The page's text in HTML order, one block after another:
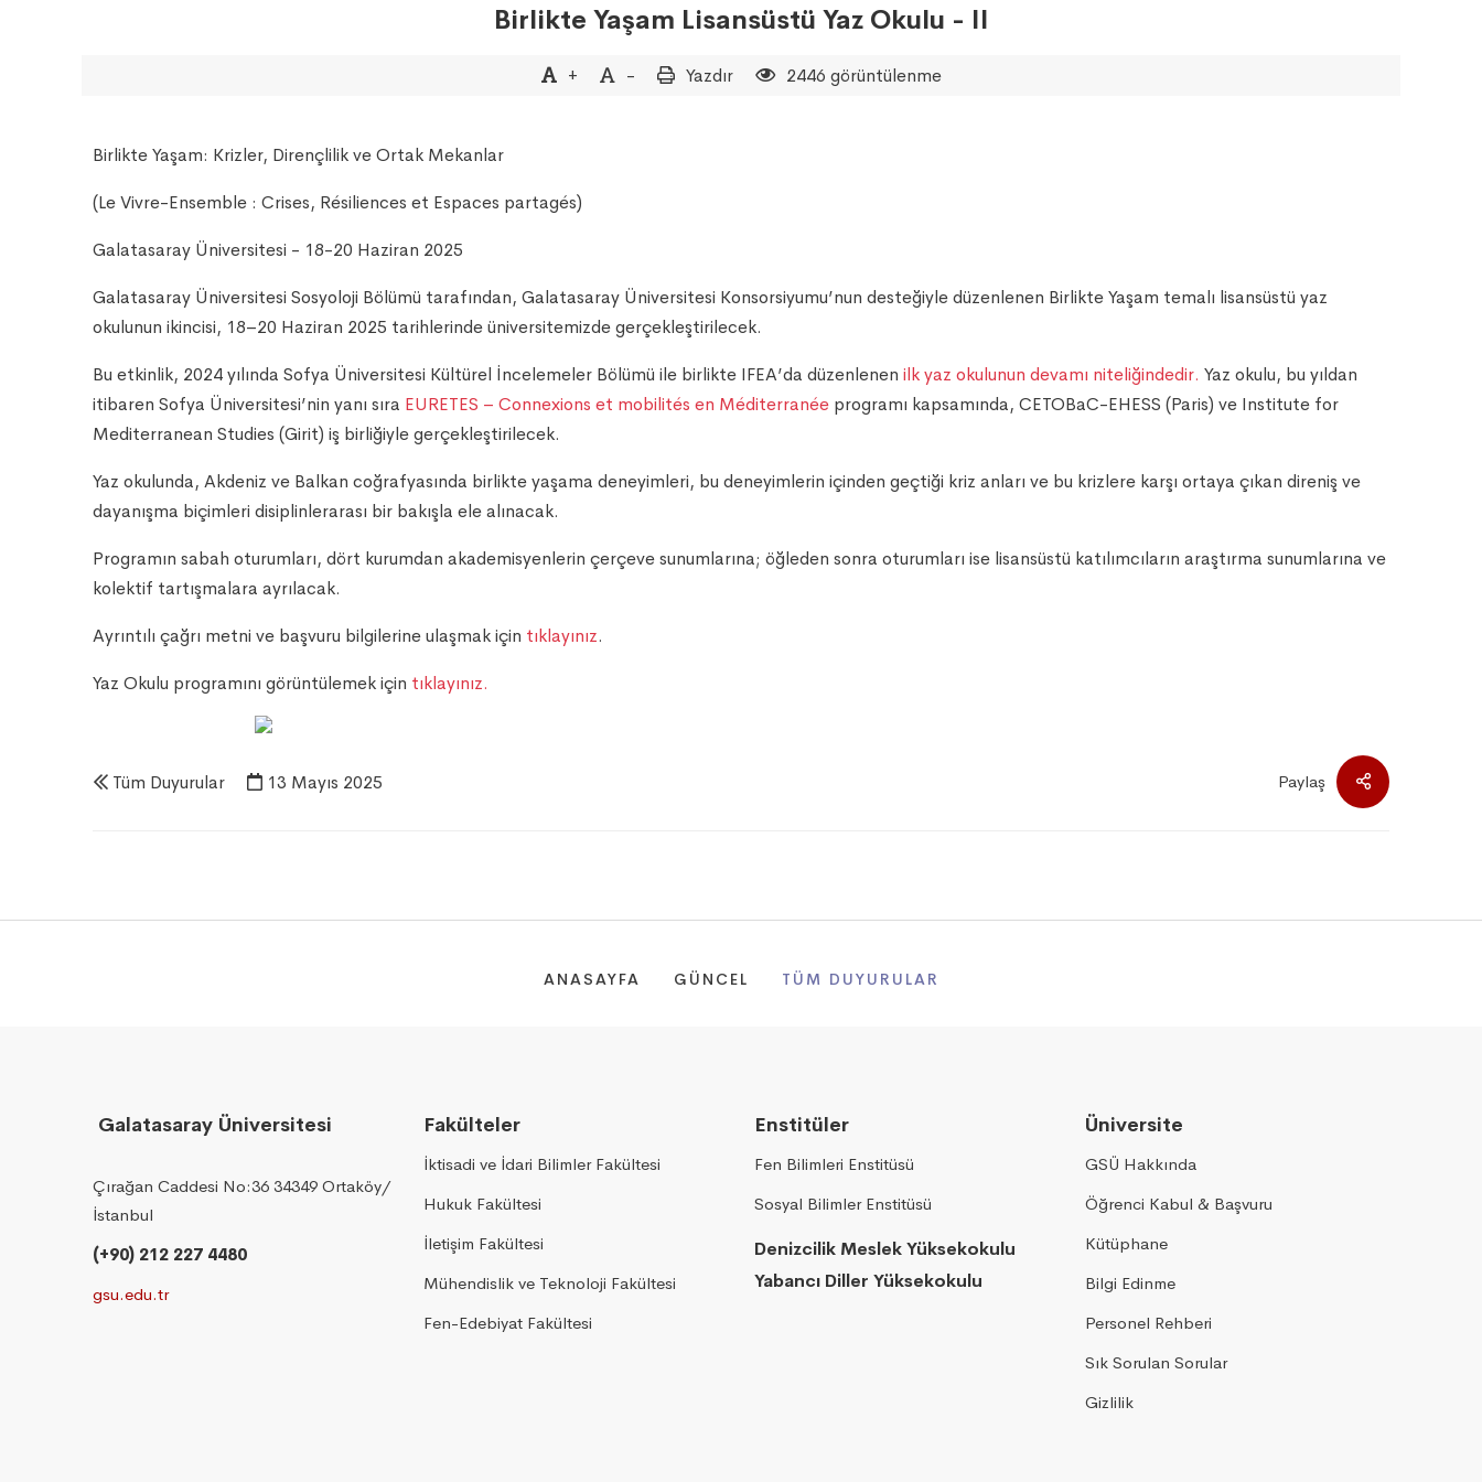
Birlikte Yaşam Lisansüstü Yaz Okulu - II
+ - Yazdır 2446 görüntülenme
Birlikte Yaşam: Krizler, Dirençlilik ve Ortak Mekanlar
(Le Vivre-Ensemble : Crises, Résiliences et Espaces partagés)
Galatasaray Üniversitesi - 18-20 Haziran 2025
Galatasaray Üniversitesi Sosyoloji Bölümü tarafından, Galatasaray Üniversitesi Konsorsiyumu’nun desteğiyle düzenlenen Birlikte Yaşam temalı lisansüstü yaz
okulunun ikincisi, 18–20 Haziran 2025 tarihlerinde üniversitemizde gerçekleştirilecek.
Bu etkinlik, 2024 yılında Sofya Üniversitesi Kültürel İncelemeler Bölümü ile birlikte IFEA’da düzenlenen ilk yaz okulunun devamı niteliğindedir. Yaz okulu, bu yıldan
itibaren Sofya Üniversitesi’nin yanı sıra EURETES – Connexions et mobilités en Méditerranée programı kapsamında, CETOBaC-EHESS (Paris) ve Institute for
Mediterranean Studies (Girit) iş birliğiyle gerçekleştirilecek.
Yaz okulunda, Akdeniz ve Balkan coğrafyasında birlikte yaşama deneyimleri, bu deneyimlerin içinden geçtiği kriz anları ve bu krizlere karşı ortaya çıkan direniş ve
dayanışma biçimleri disiplinlerarası bir bakışla ele alınacak.
Programın sabah oturumları, dört kurumdan akademisyenlerin çerçeve sunumlarına; öğleden sonra oturumları ise lisansüstü katılımcıların araştırma sunumlarına ve
kolektif tartışmalara ayrılacak.
Ayrıntılı çağrı metni ve başvuru bilgilerine ulaşmak için tıklayınız.
Yaz Okulu programını görüntülemek için tıklayınız.
Tüm Duyurular 13 Mayıs 2025 Paylaş
ANASAYFA GÜNCEL TÜM DUYURULAR
Galatasaray Üniversitesi
Çırağan Caddesi No:36 34349 Ortaköy/
İstanbul
(+90) 212 227 4480
gsu.edu.tr
Fakülteler
İktisadi ve İdari Bilimler Fakültesi
Hukuk Fakültesi
İletişim Fakültesi
Mühendislik ve Teknoloji Fakültesi
Fen-Edebiyat Fakültesi
Enstitüler
Fen Bilimleri Enstitüsü
Sosyal Bilimler Enstitüsü
Denizcilik Meslek Yüksekokulu
Yabancı Diller Yüksekokulu
Üniversite
GSÜ Hakkında
Öğrenci Kabul & Başvuru
Kütüphane
Bilgi Edinme
Personel Rehberi
Sık Sorulan Sorular
Gizlilik